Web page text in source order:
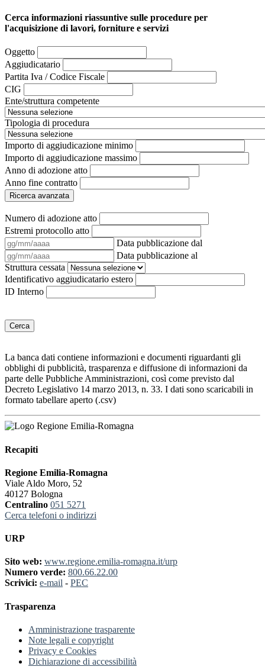
Cerca informazioni riassuntive sulle procedure per
l'acquisizione di lavori, forniture e servizi
Oggetto
Aggiudicatario
Partita Iva / Codice Fiscale
CIG
Ente/struttura competente
Tipologia di procedura
Importo di aggiudicazione minimo
Importo di aggiudicazione massimo
Anno di adozione atto
Anno fine contratto
Ricerca avanzata
Numero di adozione atto
Estremi protocollo atto
Data pubblicazione dal
Data pubblicazione al
Struttura cessata
Identificativo aggiudicatario estero
ID Interno
Cerca
La banca dati contiene informazioni e documenti riguardanti gli
obblighi di pubblicità, trasparenza e diffusione di informazioni da
parte delle Pubbliche Amministrazioni, così come previsto dal
Decreto Legislativo 14 marzo 2013, n. 33. I dati sono scaricabili in
formato tabellare aperto (.csv)
Recapiti
Regione Emilia-Romagna
Viale Aldo Moro, 52
40127 Bologna
Centralino 051 5271
Cerca telefoni o indirizzi
URP
Sito web: www.regione.emilia-romagna.it/urp
Numero verde: 800.66.22.00
Scrivici: e-mail - PEC
Trasparenza
Amministrazione trasparente
Note legali e copyright
Privacy e Cookies
Dichiarazione di accessibilità